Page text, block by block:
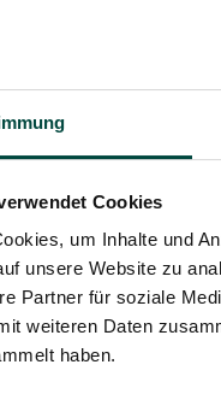
Cookies
um Inhalte und
unsere Website zu
Partner für soziale
weiteren Daten
haben.